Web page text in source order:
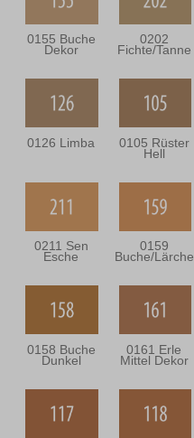
0155 Buche
Dekor
0202
Fichte/Tanne
0126 Limba 0105 Rüster
Hell
0211 Sen
Esche
0159
Buche/Lärche
0158 Buche
Dunkel
0161 Erle
Mittel Dekor